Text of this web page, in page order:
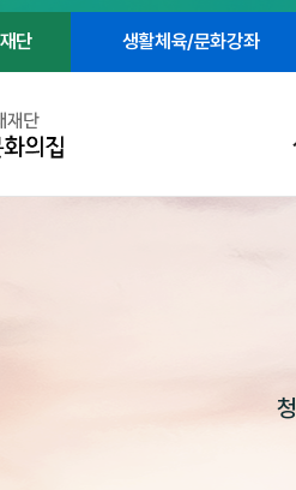
단 생활체육/문화강좌